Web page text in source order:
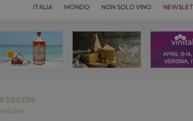
ITALIA MONDO NON SOLO VINO
SOLO VINO